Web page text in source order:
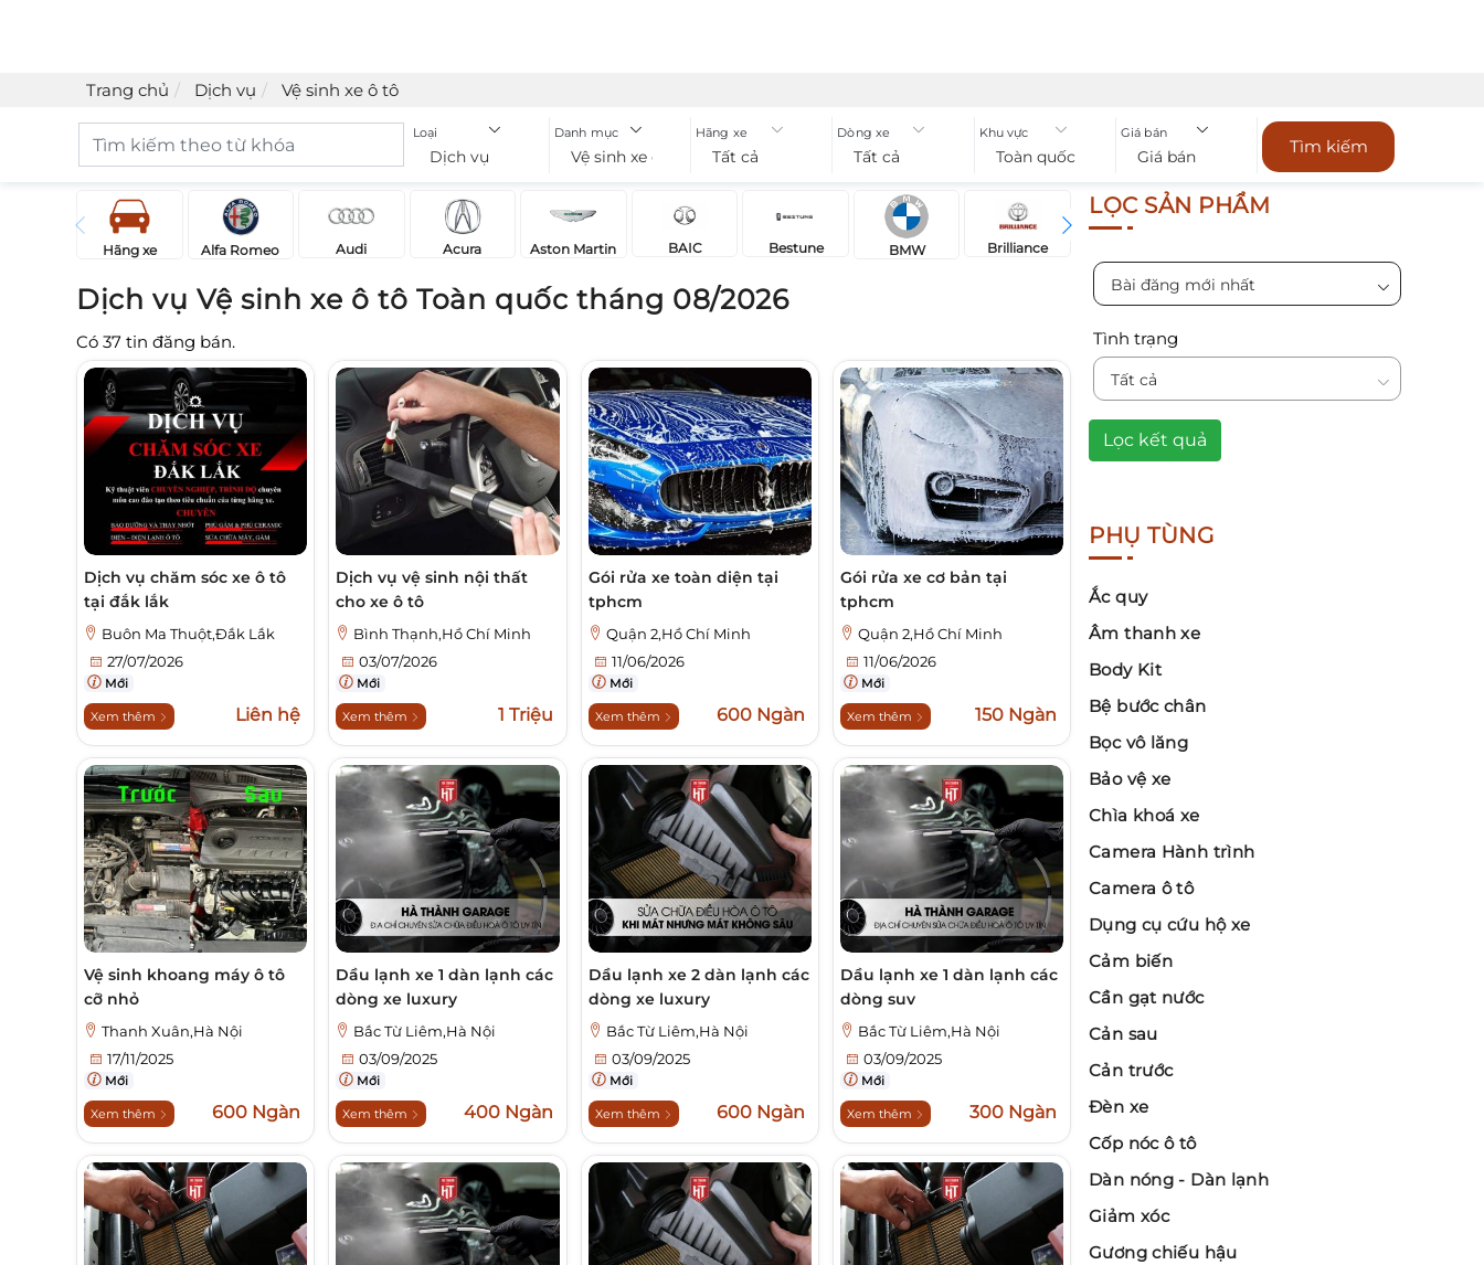
Trang chủ Dịch vụ Vệ sinh xe ô tô
Loại
Dịch vụ
Danh mục
Vệ sinh xe ô tô
Hãng xe
Tất cả
Dòng xe
Tất cả
Khu vực
Toàn quốc
Giá bán
Giá bán Tìm kiếm
Hãng xe Alfa Romeo Audi Acura Aston Martin BAIC Bestune BMW Brilliance
Dịch vụ Vệ sinh xe ô tô Toàn quốc tháng 08/2026
Có 37 tin đăng bán.
Dịch vụ chăm sóc xe ô tô
tại đắk lắk
Buôn Ma Thuột,Đắk Lắk
27/07/2026
Mới
Xem thêm Liên hệ
Dịch vụ vệ sinh nội thất
cho xe ô tô
Bình Thạnh,Hồ Chí Minh
03/07/2026
Mới
Xem thêm 1 Triệu
Gói rửa xe toàn diện tại
tphcm
Quận 2,Hồ Chí Minh
11/06/2026
Mới
Xem thêm 600 Ngàn
Gói rửa xe cơ bản tại
tphcm
Quận 2,Hồ Chí Minh
11/06/2026
Mới
Xem thêm 150 Ngàn
Vệ sinh khoang máy ô tô
cỡ nhỏ
Thanh Xuân,Hà Nội
17/11/2025
Mới
Xem thêm 600 Ngàn
Dầu lạnh xe 1 dàn lạnh các
dòng xe luxury
Bắc Từ Liêm,Hà Nội
03/09/2025
Mới
Xem thêm 400 Ngàn
Dầu lạnh xe 2 dàn lạnh các
dòng xe luxury
Bắc Từ Liêm,Hà Nội
03/09/2025
Mới
Xem thêm 600 Ngàn
Dầu lạnh xe 1 dàn lạnh các
dòng suv
Bắc Từ Liêm,Hà Nội
03/09/2025
Mới
Xem thêm 300 Ngàn
LỌC SẢN PHẨM
Bài đăng mới nhất
Tình trạng
Tất cả
Lọc kết quả
PHỤ TÙNG
Ắc quy
Âm thanh xe
Body Kit
Bệ bước chân
Bọc vô lăng
Bảo vệ xe
Chìa khoá xe
Camera Hành trình
Camera ô tô
Dụng cụ cứu hộ xe
Cảm biến
Cần gạt nước
Cản sau
Cản trước
Đèn xe
Cốp nóc ô tô
Dàn nóng - Dàn lạnh
Giảm xóc
Gương chiếu hậu